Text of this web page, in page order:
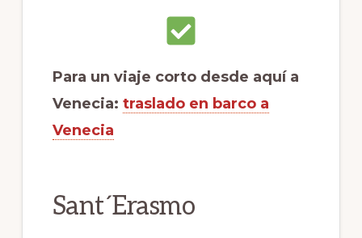
Para un viaje corto desde aquí a
Venecia: traslado en barco a
Venecia
Sant´Erasmo